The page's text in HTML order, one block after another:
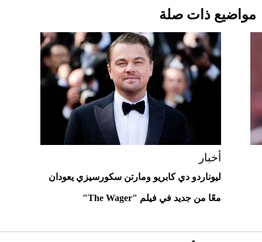
أغلى 10 عطور في العالم للرجال تمنحك فخامة
2026-07-25
"بوجاتي ميسترال" الاستثنائية للبيع في
مزاد مونتيري
2026-07-23
مواضيع ذات صلة
أخبار
ليوناردو دي كابريو ومارتن سكورسيزي يعودان
معًا من جديد في فيلم "The Wager"